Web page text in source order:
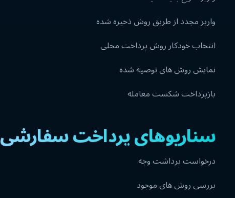
واریز مجدد از طریق روش ذخیره شده
انتخاب خودکار روش پرداخت محلی
نمایش روش های توصیه شده
بازپرداخت شکست معامله
سناریوهای پرداخت سفارشی
درخواست برداشت وجه
بررسی روش های موجود